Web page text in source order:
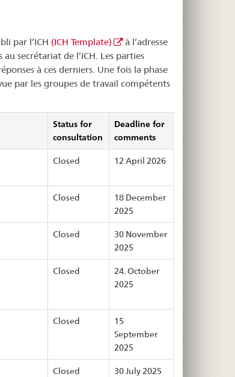
par l’ICH (ICH Template)
à l’adresse
secrétariat de l’ICH. Les parties
à ces derniers. Une fois la phase
par les groupes de travail compétents
Status for
consultation
Deadline for
comments
Closed 12 April 2026
Closed
18 December
2025
Closed
30 November
2025
Closed
24. October
2025
Closed
15
September
2025
Closed 30 July 2025